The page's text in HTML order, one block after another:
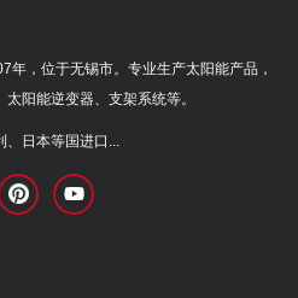
年，位于无锡市。专业生产太阳能产品，
阳能逆变器、支架系统等。
、日本等国进口...